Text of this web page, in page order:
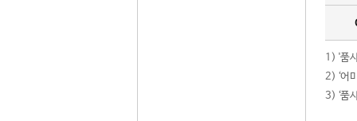
1) '품
2) ‘어
3) ‘품